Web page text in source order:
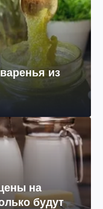
из
на
будут